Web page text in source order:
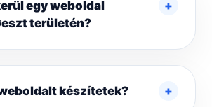
egy weboldal
területén?
készítetek?